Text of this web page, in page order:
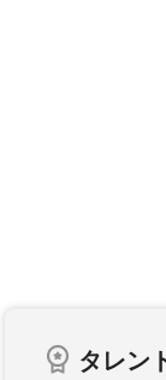
タレン